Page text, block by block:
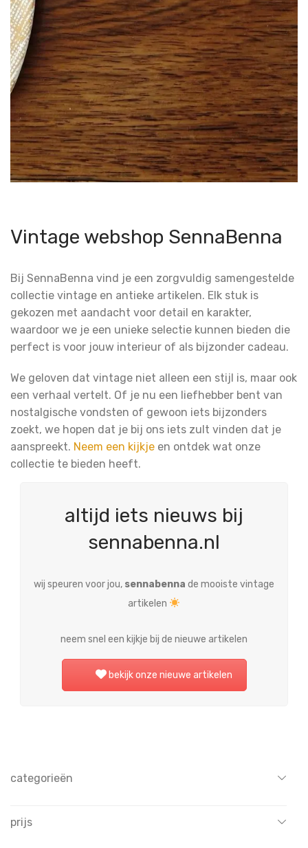
Vintage webshop SennaBenna
Bij SennaBenna vind je een zorgvuldig samengestelde
collectie vintage en antieke artikelen. Elk stuk is
gekozen met aandacht voor detail en karakter,
waardoor we je een unieke selectie kunnen bieden die
perfect is voor jouw interieur of als bijzonder cadeau.
We geloven dat vintage niet alleen een stijl is, maar ook
een verhaal vertelt. Of je nu een liefhebber bent van
nostalgische vondsten of gewoon iets bijzonders
zoekt, we hopen dat je bij ons iets zult vinden dat je
aanspreekt. Neem een kijkje en ontdek wat onze
collectie te bieden heeft.
altijd iets nieuws bij
sennabenna.nl
wij speuren voor jou, sennabenna de mooiste vintage
artikelen
neem snel een kijkje bij de nieuwe artikelen
bekijk onze nieuwe artikelen
categorieën
bekers en kommen
prijs